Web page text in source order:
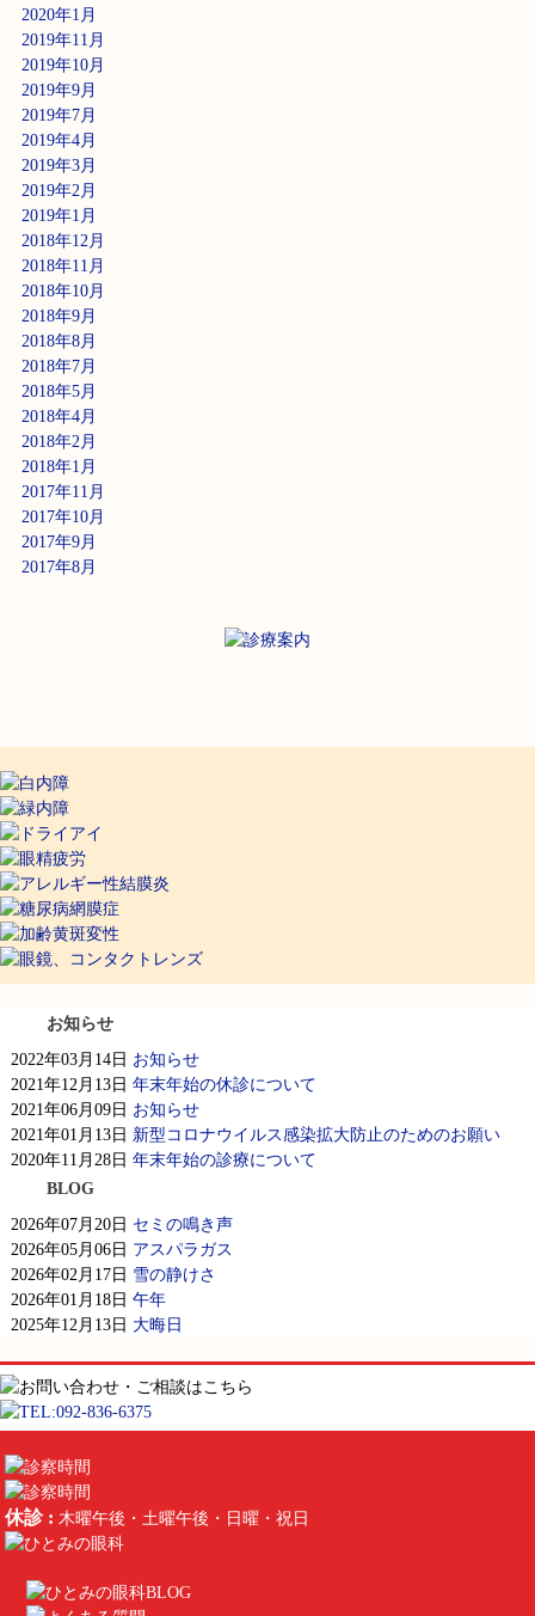
2020年1月
2019年11月
2019年10月
2019年9月
2019年7月
2019年4月
2019年3月
2019年2月
2019年1月
2018年12月
2018年11月
2018年10月
2018年9月
2018年8月
2018年7月
2018年5月
2018年4月
2018年2月
2018年1月
2017年11月
2017年10月
2017年9月
2017年8月
お知らせ
2022年03月14日 お知らせ
2021年12月13日 年末年始の休診について
2021年06月09日 お知らせ
2021年01月13日 新型コロナウイルス感染拡大防止のためのお願い
2020年11月28日 年末年始の診療について
BLOG
2026年07月20日 セミの鳴き声
2026年05月06日 アスパラガス
2026年02月17日 雪の静けさ
2026年01月18日 午年
2025年12月13日 大晦日
休診 : 木曜午後・土曜午後・日曜・祝日